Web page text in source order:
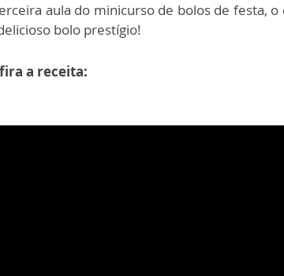
aula do minicurso de bolos de festa,
bolo prestígio!
a receita: